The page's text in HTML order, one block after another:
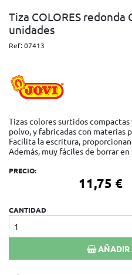
Tiza COLORES redonda
unidades
Ref:07413
Tizas colores surtidos
polvo, y fabricadas con materias
Facilita la escritura,
Además, muy fáciles de borrar
PRECIO:
11,75 €
CANTIDAD
1
AÑADIR